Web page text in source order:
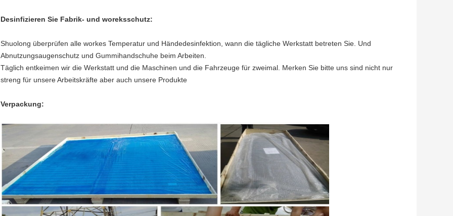
Desinfizieren Sie Fabrik- und woreksschutz:
Shuolong überprüfen alle workes Temperatur und Händedesinfektion, wann die tägliche Werkstatt betreten Sie. Und
Abnutzungsaugenschutz und Gummihandschuhe beim Arbeiten.
Täglich entkeimen wir die Werkstatt und die Maschinen und die Fahrzeuge für zweimal. Merken Sie bitte uns sind nicht nur
streng für unsere Arbeitskräfte aber auch unsere Produkte
Verpackung: